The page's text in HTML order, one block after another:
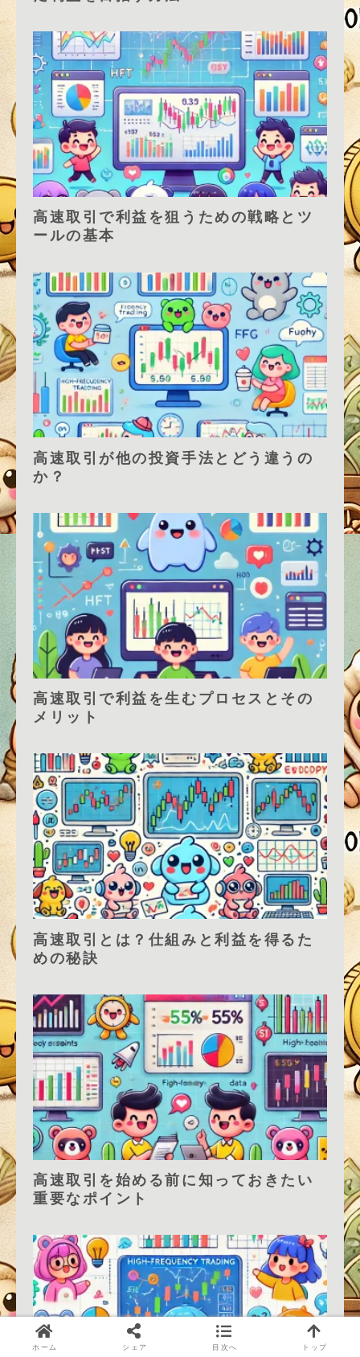
高速取引で利益を狙うための戦略とツ
ールの基本
高速取引が他の投資手法とどう違うの
か？
高速取引で利益を生むプロセスとその
メリット
高速取引とは？仕組みと利益を得るた
めの秘訣
高速取引を始める前に知っておきたい
重要なポイント
ホーム シェア 目次へ トップ